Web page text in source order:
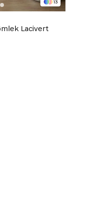
13
Lacivert